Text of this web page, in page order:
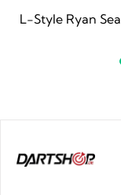
L-Style Ryan